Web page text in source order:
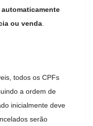
automaticamente
ou venda
todos os CPFs
a ordem de
inicialmente deve
serão